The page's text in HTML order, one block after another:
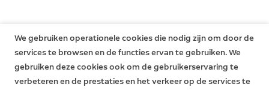
We gebruiken operationele cookies die nodig zijn om door de
services te browsen en de functies ervan te gebruiken. We
gebruiken deze cookies ook om de gebruikerservaring te
verbeteren en de prestaties en het verkeer op de services te